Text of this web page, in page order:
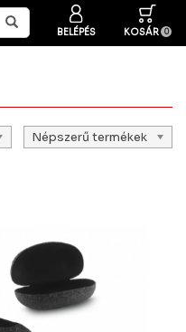
BELÉPÉS KOSÁR 0
Népszerű termékek